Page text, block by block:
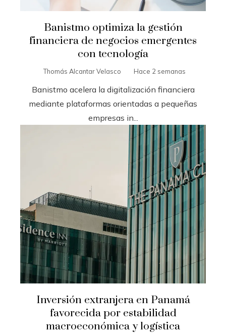
Banistmo optimiza la gestión
financiera de negocios emergentes
con tecnología
Thomás Alcantar Velasco Hace 2 semanas
Banistmo acelera la digitalización financiera
mediante plataformas orientadas a pequeñas
empresas in...
Inversión extranjera en Panamá
favorecida por estabilidad
macroeconómica y logística